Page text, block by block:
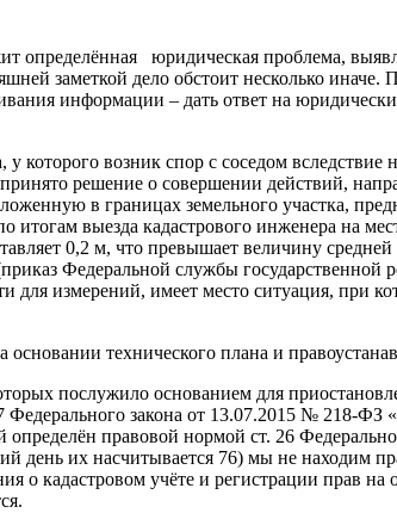
определённая юридическая проблема,
заметкой дело обстоит несколько
информации – дать ответ на
которого возник спор с соседом
решение о совершении действий,
в границах земельного участка,
выезда кадастрового инженера на
0,2 м, что превышает величину
Федеральной службы
для измерений, имеет место ситуация,
технического плана и
послужило основанием для
Федерального закона от 13.07.2015 № 218-
правовой нормой ст. 26
их насчитывается 76) мы не находим
о кадастровом учёте и регистрации прав